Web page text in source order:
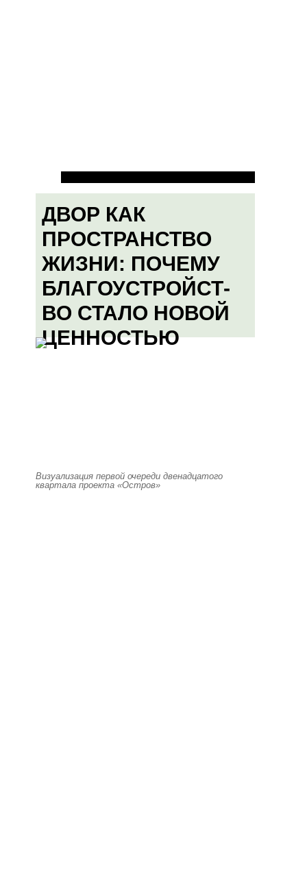
ДВОР КАК
ПРОСТРАНСТВО
ЖИЗНИ: ПОЧЕМУ
БЛАГОУСТРОЙСТ-
ВО СТАЛО НОВОЙ
ЦЕННОСТЬЮ
Визуализация первой очереди двенадцатого
квартала проекта «Остров»